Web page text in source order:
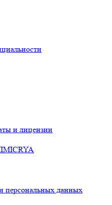
и лицензии
персональных данных